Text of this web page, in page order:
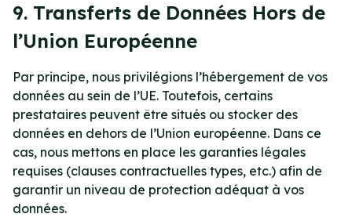
9. Transferts de Données Hors de
l’Union Européenne
Par principe, nous privilégions l’hébergement de vos
données au sein de l’UE. Toutefois, certains
prestataires peuvent être situés ou stocker des
données en dehors de l’Union européenne. Dans ce
cas, nous mettons en place les garanties légales
requises (clauses contractuelles types, etc.) afin de
garantir un niveau de protection adéquat à vos
données.